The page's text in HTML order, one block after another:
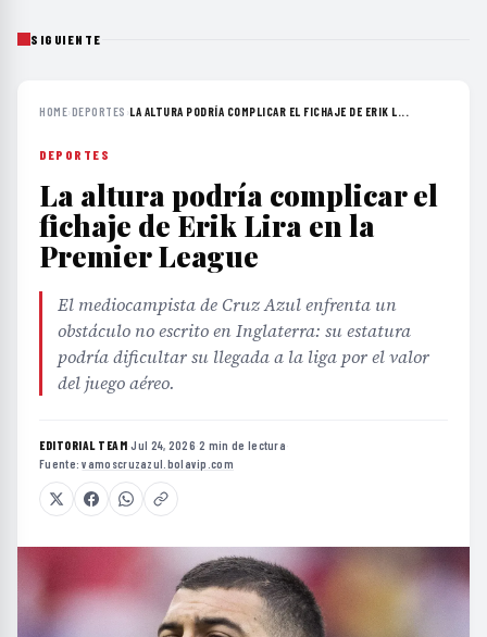
SIGUIENTE
HOME›DEPORTES ›LA ALTURA PODRÍA COMPLICAR EL FICHAJE DE ERIK L...
DEPORTES
La altura podría complicar el
fichaje de Erik Lira en la
Premier League
El mediocampista de Cruz Azul enfrenta un
obstáculo no escrito en Inglaterra: su estatura
podría dificultar su llegada a la liga por el valor
del juego aéreo.
EDITORIAL TEAM·Jul 24, 2026·2 min de lectura·
Fuente:vamoscruzazul.bolavip.com